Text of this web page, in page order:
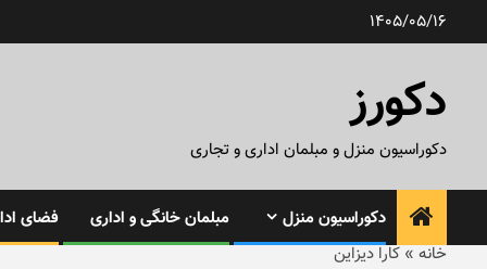
1405/05/16
دکورز
دکوراسیون منزل و مبلمان اداری و تجاری
دکوراسیون منزل مبلمان خانگی و اداری فضای
خانه » کارا دیزاین